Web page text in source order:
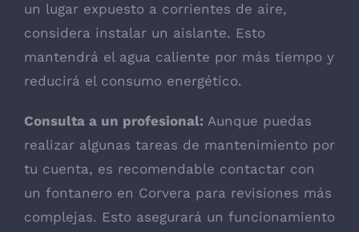
un lugar expuesto a corrientes de aire,
considera instalar un aislante. Esto
mantendrá el agua caliente por más tiempo y
reducirá el consumo energético.
Consulta a un profesional: Aunque puedas
realizar algunas tareas de mantenimiento por
tu cuenta, es recomendable contactar con
un fontanero en Corvera para revisiones más
complejas. Esto asegurará un funcionamiento